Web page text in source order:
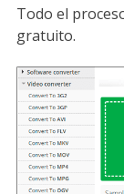
Todo el
gratuito.